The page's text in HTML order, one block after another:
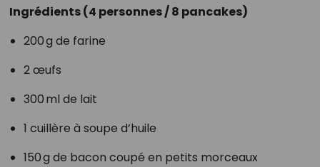
Ingrédients (4 personnes / 8 pancakes)
200 g de farine
2 œufs
300 ml de lait
1 cuillère à soupe d’huile
150 g de bacon coupé en petits morceaux